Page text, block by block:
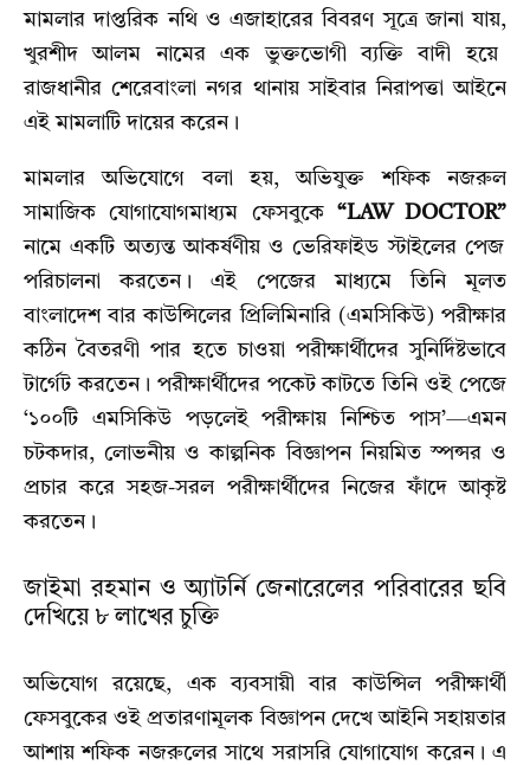
মামলার দাপ্তরিক নথি ও এজাহারের বিবরণ সূত্রে জানা যায়,
খুরশীদ আলম নামের এক ভুক্তভোগী ব্যক্তি বাদী হয়ে
রাজধানীর শেরেবাংলা নগর থানায় সাইবার নিরাপত্তা আইনে
এই মামলাটি দায়ের করেন।
মামলার অভিযোগে বলা হয়, অভিযুক্ত শফিক নজরুল
সামাজিক যোগাযোগমাধ্যম ফেসবুকে “LAW DOCTOR”
নামে একটি অত্যন্ত আকর্ষণীয় ও ভেরিফাইড স্টাইলের পেজ
পরিচালনা করতেন। এই পেজের মাধ্যমে তিনি মূলত
বাংলাদেশ বার কাউন্সিলের প্রিলিমিনারি (এমসিকিউ) পরীক্ষার
কঠিন বৈতরণী পার হতে চাওয়া পরীক্ষার্থীদের সুনির্দিষ্টভাবে
টার্গেট করতেন। পরীক্ষার্থীদের পকেট কাটতে তিনি ওই পেজে
‘১০০টি এমসিকিউ পড়লেই পরীক্ষায় নিশ্চিত পাস’—এমন
চটকদার, লোভনীয় ও কাল্পনিক বিজ্ঞাপন নিয়মিত স্পন্সর ও
প্রচার করে সহজ-সরল পরীক্ষার্থীদের নিজের ফাঁদে আকৃষ্ট
করতেন।
জাইমা রহমান ও অ্যাটর্নি জেনারেলের পরিবারের ছবি
দেখিয়ে ৮ লাখের চুক্তি
অভিযোগ রয়েছে, এক ব্যবসায়ী বার কাউন্সিল পরীক্ষার্থী
ফেসবুকের ওই প্রতারণামূলক বিজ্ঞাপন দেখে আইনি সহায়তার
আশায় শফিক নজরুলের সাথে সরাসরি যোগাযোগ করেন। এ